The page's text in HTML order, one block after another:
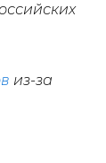
из-за